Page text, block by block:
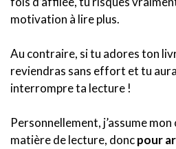
motivation à lire plus.
Au contraire, si tu adores ton
reviendras sans effort et tu
interrompre ta lecture !
Personnellement, j’assume
matière de lecture, doncpour